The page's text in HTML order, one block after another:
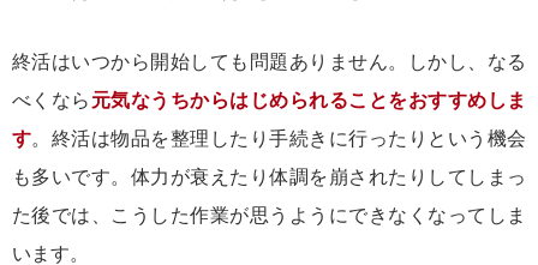
終活はいつから開始しても問題ありません。しかし、なる
べくなら 元気なうちからはじめられることをおすすめしま
す。終活は物品を整理したり手続きに行ったりという機会
も多いです。体力が衰えたり体調を崩されたりしてしまっ
た後では、こうした作業が思うようにできなくなってしま
います。